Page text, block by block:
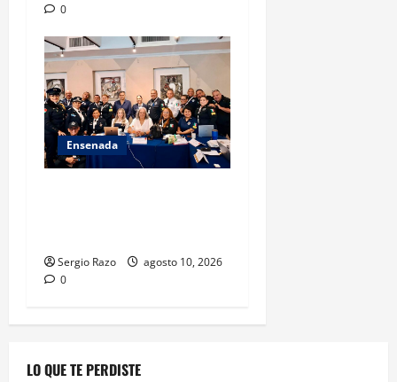
0
Ensenada
Sergio Razo
agosto 10, 2026
0
LO QUE TE PERDISTE